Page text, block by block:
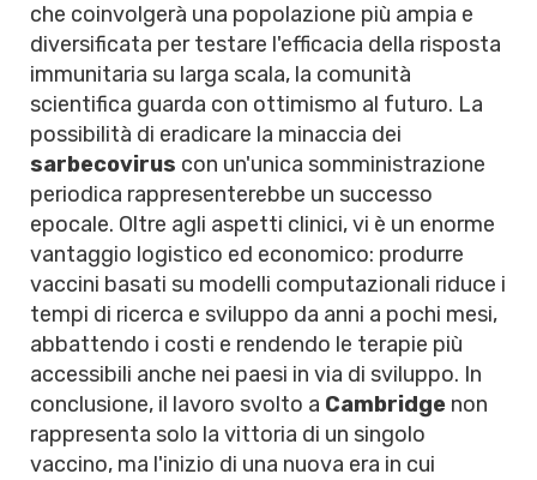
che coinvolgerà una popolazione più ampia e
diversificata per testare l'efficacia della risposta
immunitaria su larga scala, la comunità
scientifica guarda con ottimismo al futuro. La
possibilità di eradicare la minaccia dei
sarbecovirus con un'unica somministrazione
periodica rappresenterebbe un successo
epocale. Oltre agli aspetti clinici, vi è un enorme
vantaggio logistico ed economico: produrre
vaccini basati su modelli computazionali riduce i
tempi di ricerca e sviluppo da anni a pochi mesi,
abbattendo i costi e rendendo le terapie più
accessibili anche nei paesi in via di sviluppo. In
conclusione, il lavoro svolto a Cambridge non
rappresenta solo la vittoria di un singolo
vaccino, ma l'inizio di una nuova era in cui